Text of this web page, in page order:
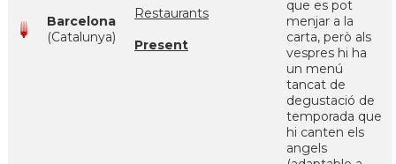
Barcelona
(Catalunya)
Restaurants
Present
que es pot
menjar a la
carta, però als
vespres hi ha
un menú
tancat de
degustació de
temporada que
hi canten els
angels